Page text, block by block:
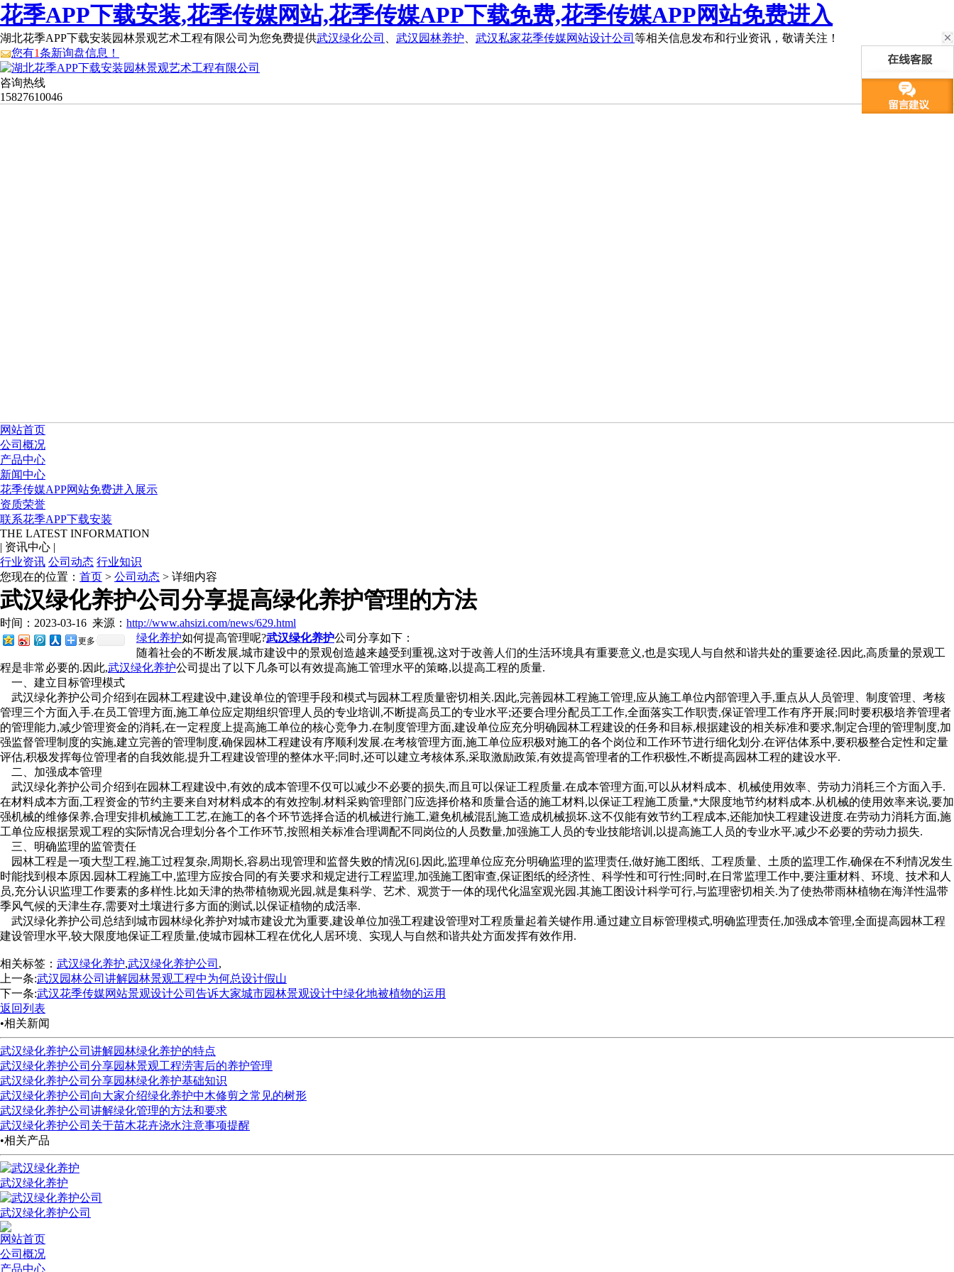
花季APP下载安装,花季传媒网站,花季传媒APP下载免费,花季传媒APP网站免费进入
湖北花季APP下载安装园林景观艺术工程有限公司为您免费提供武汉绿化公司 武汉园林养护 武汉私家花季传媒网站设计公司 等相关信息发布和行业资讯，敬请关注！
您有1条新询盘信息！
咨询热线
15827610046
网站首页
公司概况
产品中心
新闻中心
花季传媒APP网站免费进入展示
资质荣誉
联系花季APP下载安装
THE LATEST INFORMATION
| 资讯中心 |
行业资讯 公司动态 行业知识
您现在的位置： 首页 > 公司动态 > 详细内容
武汉绿化养护公司分享提高绿化养护管理的方法
时间：2023-03-16 来源： http://www.ahsizi.com/news/629.html
更多 绿化养护如何提高管理呢?武汉绿化养护公司分享如下：
随着社会的不断发展,城市建设中的景观创造越来越受到重视,这对于改善人们的生活环境具有重要意义,也是实现人与自然和谐共处的重要途径.因此,高质量的景观工
程是非常必要的.因此,武汉绿化养护公司提出了以下几条可以有效提高施工管理水平的策略,以提高工程的质量.
一、建立目标管理模式
武汉绿化养护公司介绍到在园林工程建设中,建设单位的管理手段和模式与园林工程质量密切相关.因此,完善园林工程施工管理,应从施工单位内部管理入手,重点从人员管理、制度管理、考核
管理三个方面入手.在员工管理方面,施工单位应定期组织管理人员的专业培训,不断提高员工的专业水平;还要合理分配员工工作,全面落实工作职责,保证管理工作有序开展;同时要积极培养管理者
的管理能力,减少管理资金的消耗,在一定程度上提高施工单位的核心竞争力.在制度管理方面,建设单位应充分明确园林工程建设的任务和目标,根据建设的相关标准和要求,制定合理的管理制度,加
强监督管理制度的实施,建立完善的管理制度,确保园林工程建设有序顺利发展.在考核管理方面,施工单位应积极对施工的各个岗位和工作环节进行细化划分.在评估体系中,要积极整合定性和定量
评估,积极发挥每位管理者的自我效能,提升工程建设管理的整体水平;同时,还可以建立考核体系,采取激励政策,有效提高管理者的工作积极性,不断提高园林工程的建设水平.
二、加强成本管理
武汉绿化养护公司介绍到在园林工程建设中,有效的成本管理不仅可以减少不必要的损失,而且可以保证工程质量.在成本管理方面,可以从材料成本、机械使用效率、劳动力消耗三个方面入手.
在材料成本方面,工程资金的节约主要来自对材料成本的有效控制.材料采购管理部门应选择价格和质量合适的施工材料,以保证工程施工质量,*大限度地节约材料成本.从机械的使用效率来说,要加
强机械的维修保养,合理安排机械施工工艺,在施工的各个环节选择合适的机械进行施工,避免机械混乱施工造成机械损坏.这不仅能有效节约工程成本,还能加快工程建设进度.在劳动力消耗方面,施
工单位应根据景观工程的实际情况合理划分各个工作环节,按照相关标准合理调配不同岗位的人员数量,加强施工人员的专业技能培训,以提高施工人员的专业水平,减少不必要的劳动力损失.
三、明确监理的监管责任
园林工程是一项大型工程,施工过程复杂,周期长,容易出现管理和监督失败的情况[6].因此,监理单位应充分明确监理的监理责任,做好施工图纸、工程质量、土质的监理工作,确保在不利情况发生
时能找到根本原因.园林工程施工中,监理方应按合同的有关要求和规定进行工程监理,加强施工图审查,保证图纸的经济性、科学性和可行性;同时,在日常监理工作中,要注重材料、环境、技术和人
员,充分认识监理工作要素的多样性.比如天津的热带植物观光园,就是集科学、艺术、观赏于一体的现代化温室观光园.其施工图设计科学可行,与监理密切相关.为了使热带雨林植物在海洋性温带
季风气候的天津生存,需要对土壤进行多方面的测试,以保证植物的成活率.
武汉绿化养护公司总结到城市园林绿化养护对城市建设尤为重要,建设单位加强工程建设管理对工程质量起着关键作用.通过建立目标管理模式,明确监理责任,加强成本管理,全面提高园林工程
建设管理水平,较大限度地保证工程质量,使城市园林工程在优化人居环境、实现人与自然和谐共处方面发挥有效作用.
相关标签： 武汉绿化养护,武汉绿化养护公司 ,
上一条:武汉园林公司讲解园林景观工程中为何总设计假山
下一条:武汉花季传媒网站景观设计公司告诉大家城市园林景观设计中绿化地被植物的运用
返回列表
•相关新闻
武汉绿化养护公司讲解园林绿化养护的特点
武汉绿化养护公司分享园林景观工程涝害后的养护管理
武汉绿化养护公司分享园林绿化养护基础知识
武汉绿化养护公司向大家介绍绿化养护中木修剪之常见的树形
武汉绿化养护公司讲解绿化管理的方法和要求
武汉绿化养护公司关于苗木花卉浇水注意事项提醒
•相关产品
武汉绿化养护
武汉绿化养护公司
网站首页
公司概况
产品中心